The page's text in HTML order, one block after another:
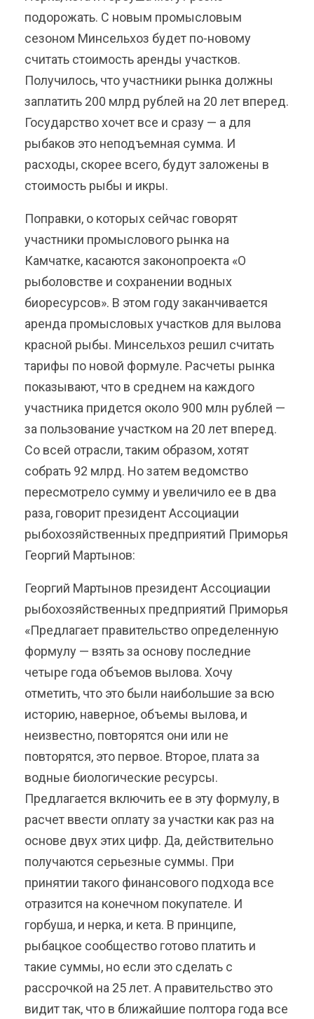
подорожать. С новым промысловым
сезоном Минсельхоз будет по-новому
считать стоимость аренды участков.
Получилось, что участники рынка должны
заплатить 200 млрд рублей на 20 лет вперед.
Государство хочет все и сразу — а для
рыбаков это неподъемная сумма. И
расходы, скорее всего, будут заложены в
стоимость рыбы и икры.
Поправки, о которых сейчас говорят
участники промыслового рынка на
Камчатке, касаются законопроекта «О
рыболовстве и сохранении водных
биоресурсов». В этом году заканчивается
аренда промысловых участков для вылова
красной рыбы. Минсельхоз решил считать
тарифы по новой формуле. Расчеты рынка
показывают, что в среднем на каждого
участника придется около 900 млн рублей —
за пользование участком на 20 лет вперед.
Со всей отрасли, таким образом, хотят
собрать 92 млрд. Но затем ведомство
пересмотрело сумму и увеличило ее в два
раза, говорит президент Ассоциации
рыбохозяйственных предприятий Приморья
Георгий Мартынов:
Георгий Мартынов президент Ассоциации
рыбохозяйственных предприятий Приморья
«Предлагает правительство определенную
формулу — взять за основу последние
четыре года объемов вылова. Хочу
отметить, что это были наибольшие за всю
историю, наверное, объемы вылова, и
неизвестно, повторятся они или не
повторятся, это первое. Второе, плата за
водные биологические ресурсы.
Предлагается включить ее в эту формулу, в
расчет ввести оплату за участки как раз на
основе двух этих цифр. Да, действительно
получаются серьезные суммы. При
принятии такого финансового подхода все
отразится на конечном покупателе. И
горбуша, и нерка, и кета. В принципе,
рыбацкое сообщество готово платить и
такие суммы, но если это сделать с
рассрочкой на 25 лет. А правительство это
видит так, что в ближайшие полтора года все